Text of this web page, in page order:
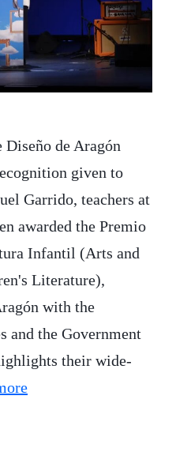
Diseño de Aragón
given to
Garrido, teachers at
awarded the Premio
Infantil (Arts and
Literature),
with the
and the Government
their wide-